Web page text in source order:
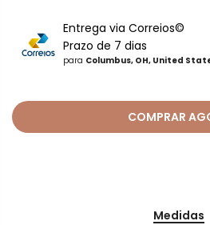
Entrega via Correios©
Prazo de 7 dias
para Columbus, OH, United
COMPRAR
Medidas